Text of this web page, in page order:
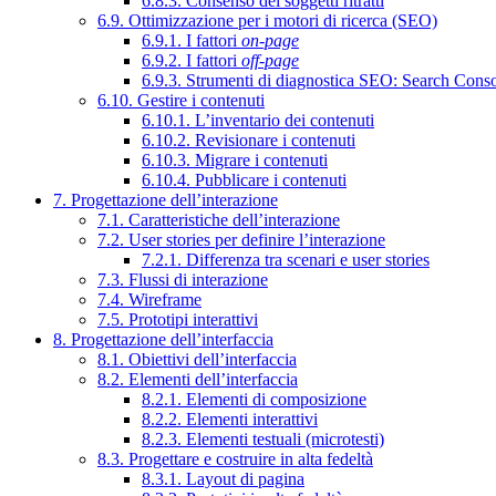
6.9. Ottimizzazione per i motori di ricerca (SEO)
6.9.1. I fattori on-page
6.9.2. I fattori off-page
6.9.3. Strumenti di diagnostica SEO: Search
6.10. Gestire i contenuti
6.10.1. L’inventario dei contenuti
6.10.2. Revisionare i contenuti
6.10.3. Migrare i contenuti
6.10.4. Pubblicare i contenuti
7. Progettazione dell’interazione
7.1. Caratteristiche dell’interazione
7.2. User stories per definire l’interazione
7.2.1. Differenza tra scenari e user stories
7.3. Flussi di interazione
7.4. Wireframe
7.5. Prototipi interattivi
8. Progettazione dell’interfaccia
8.1. Obiettivi dell’interfaccia
8.2. Elementi dell’interfaccia
8.2.1. Elementi di composizione
8.2.2. Elementi interattivi
8.2.3. Elementi testuali (microtesti)
8.3. Progettare e costruire in alta fedeltà
8.3.1. Layout di pagina